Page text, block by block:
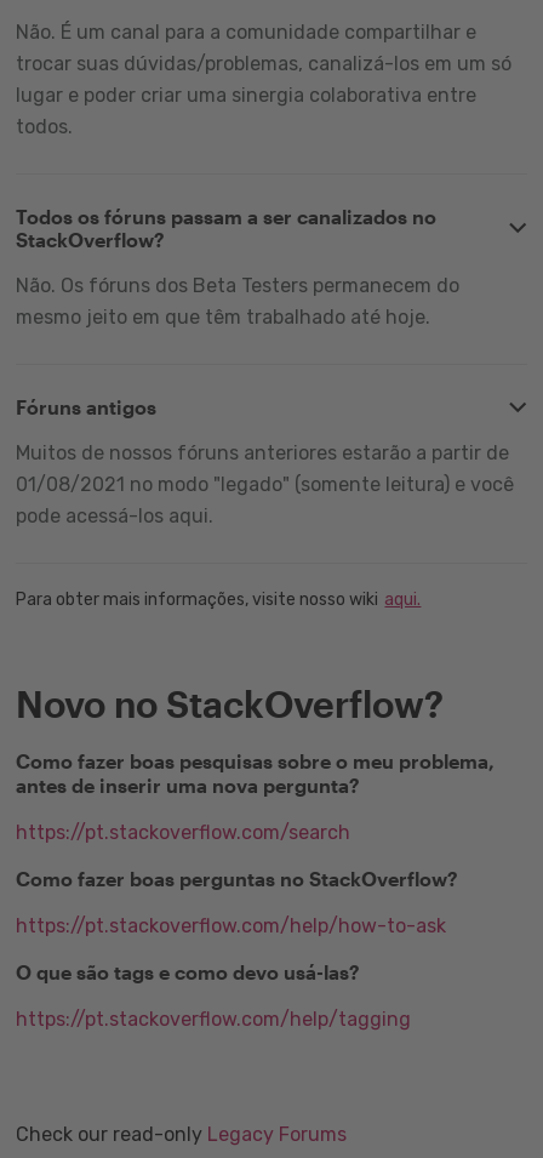
Não. É um canal para a comunidade compartilhar e
trocar suas dúvidas/problemas, canalizá-los em um só
lugar e poder criar uma sinergia colaborativa entre
todos.
Todos os fóruns passam a ser canalizados no
StackOverflow?
Não. Os fóruns dos Beta Testers permanecem do
mesmo jeito em que têm trabalhado até hoje.
Fóruns antigos
Muitos de nossos fóruns anteriores estarão a partir de
01/08/2021 no modo "legado" (somente leitura) e você
pode acessá-los aqui.
Para obter mais informações, visite nosso wiki aqui.
Novo no StackOverflow?
Como fazer boas pesquisas sobre o meu problema,
antes de inserir uma nova pergunta?
https://pt.stackoverflow.com/search
Como fazer boas perguntas no StackOverflow?
https://pt.stackoverflow.com/help/how-to-ask
O que são tags e como devo usá-las?
https://pt.stackoverflow.com/help/tagging
Check our read-only Legacy Forums